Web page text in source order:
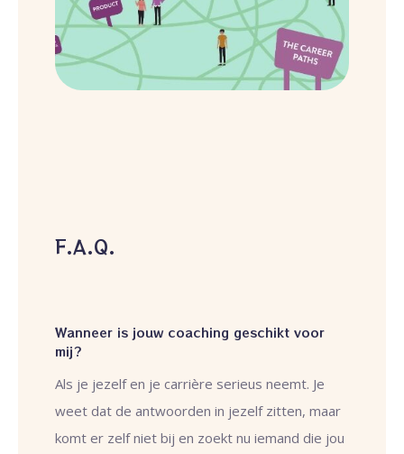
F.A.Q.
Wanneer is jouw coaching geschikt voor
mij?
Als je jezelf en je carrière serieus neemt. Je
weet dat de antwoorden in jezelf zitten, maar
komt er zelf niet bij en zoekt nu iemand die jou